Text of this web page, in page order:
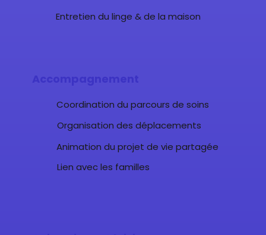
Entretien du linge & de la maison
Accompagnement
Coordination du parcours de soins
Organisation des déplacements
Animation du projet de vie partagée
Lien avec les familles